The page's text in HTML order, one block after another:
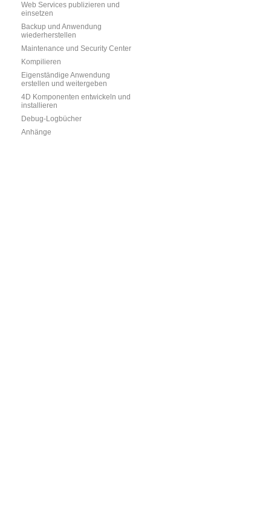
Web Services publizieren und
einsetzen
Backup und Anwendung
wiederherstellen
Maintenance und Security Center
Kompilieren
Eigenständige Anwendung
erstellen und weitergeben
4D Komponenten entwickeln und
installieren
Debug-Logbücher
Anhänge